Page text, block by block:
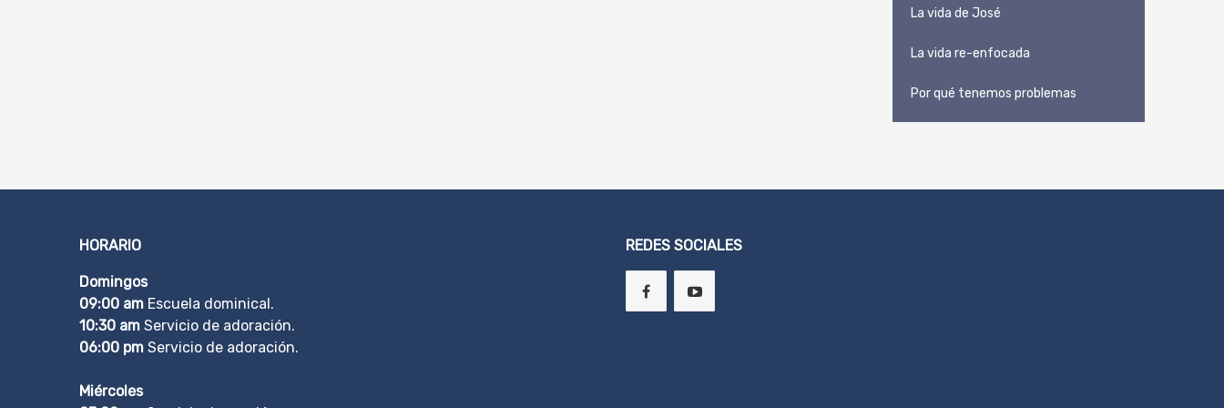
La vida de José
La vida re-enfocada
Por qué tenemos problemas
HORARIO
Domingos
09:00 am Escuela dominical.
10:30 am Servicio de adoración.
06:00 pm Servicio de adoración.
Miércoles
REDES SOCIALES